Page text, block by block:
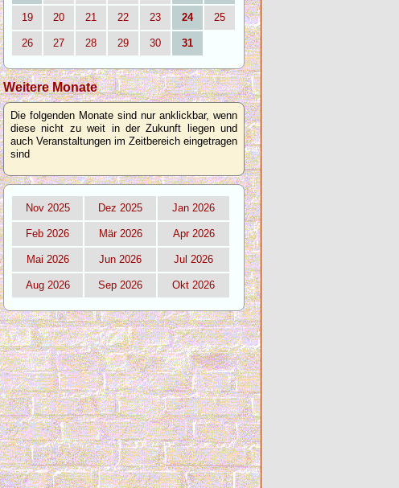
19 20 21 22 23 24 25
26 27 28 29 30 31
Weitere Monate
Die folgenden Monate sind nur anklickbar, wenn
diese nicht zu weit in der Zukunft liegen und
auch Veranstaltungen im Zeitbereich eingetragen
sind
Nov 2025 Dez 2025 Jan 2026
Feb 2026 Mär 2026 Apr 2026
Mai 2026 Jun 2026 Jul 2026
Aug 2026 Sep 2026 Okt 2026